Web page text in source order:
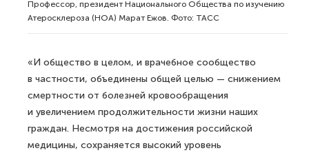
Профессор, президент Национального Общества по изучению
Атеросклероза (НОА) Марат Ежов. Фото: ТАСС
«И общество в целом, и врачебное сообщество
в частности, объединены общей целью — снижением
смертности от болезней кровообращения
и увеличением продолжительности жизни наших
граждан. Несмотря на достижения российской
медицины, сохраняется высокий уровень